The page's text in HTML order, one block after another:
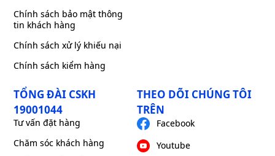
Chính sách bảo mật thông
tin khách hàng
Chính sách xử lý khiếu nại
Chính sách kiểm hàng
TỔNG ĐÀI CSKH
19001044
Tư vấn đặt hàng
Chăm sóc khách hàng
THEO DÕI CHÚNG TÔI
TRÊN
Facebook
Youtube